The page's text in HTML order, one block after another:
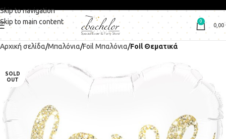
Skip to navigation
Skip to main content
0
0,00
Αρχική σελίδα Μπαλόνια Foil Μπαλόνια Foil Θεματικά
SOLD
OUT